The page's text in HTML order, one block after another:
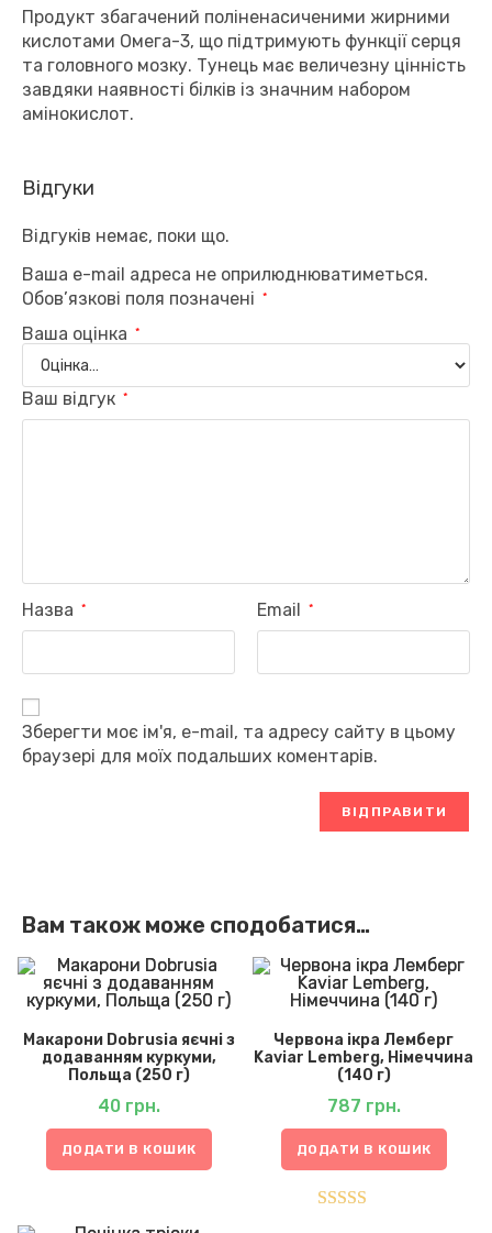
Продукт збагачений поліненасиченими жирними
кислотами Омега-3, що підтримують функції серця
та головного мозку. Тунець має величезну цінність
завдяки наявності білків із значним набором
амінокислот.
Відгуки
Відгуків немає, поки що.
Ваша e-mail адреса не оприлюднюватиметься.
Обов’язкові поля позначені
*
Ваша оцінка *
Ваш відгук *
Назва * Email *
Зберегти моє ім'я, e-mail, та адресу сайту в цьому
браузері для моїх подальших коментарів.
Вам також може сподобатися…
Макарони Dobrusia яєчні з
додаванням куркуми,
Польща (250 г)
40 грн.
ДОДАТИ В КОШИК
Червона ікра Лемберг
Kaviar Lemberg, Німеччина
(140 г)
787 грн.
ДОДАТИ В КОШИК